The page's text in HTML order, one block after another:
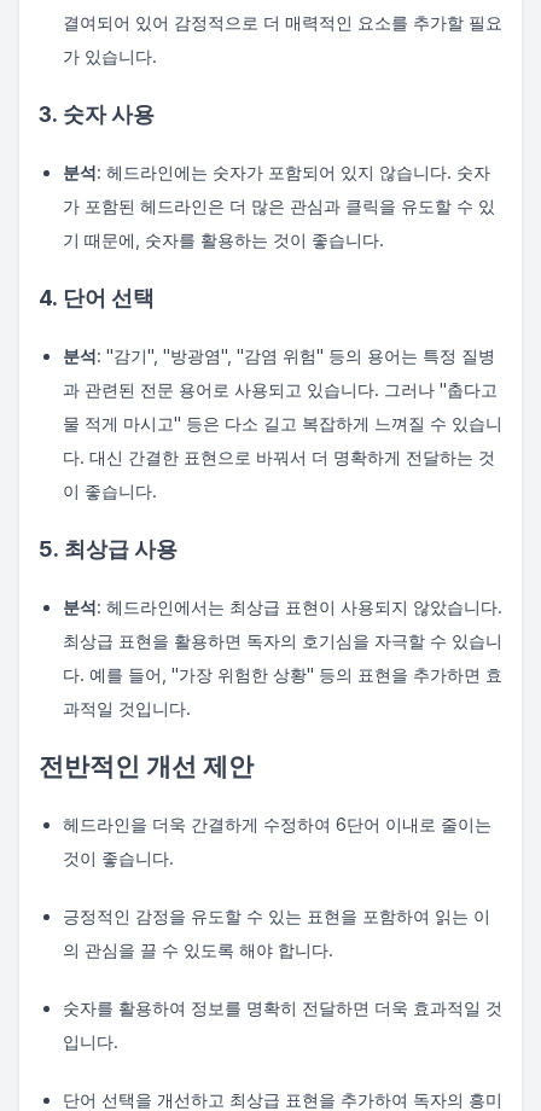
결여되어 있어 감정적으로 더 매력적인 요소를 추가할 필요
가 있습니다.
3. 숫자 사용
분석: 헤드라인에는 숫자가 포함되어 있지 않습니다. 숫자
가 포함된 헤드라인은 더 많은 관심과 클릭을 유도할 수 있
기 때문에, 숫자를 활용하는 것이 좋습니다.
4. 단어 선택
분석: "감기", "방광염", "감염 위험" 등의 용어는 특정 질병
과 관련된 전문 용어로 사용되고 있습니다. 그러나 "춥다고
물 적게 마시고" 등은 다소 길고 복잡하게 느껴질 수 있습니
다. 대신 간결한 표현으로 바꿔서 더 명확하게 전달하는 것
이 좋습니다.
5. 최상급 사용
분석: 헤드라인에서는 최상급 표현이 사용되지 않았습니다.
최상급 표현을 활용하면 독자의 호기심을 자극할 수 있습니
다. 예를 들어, "가장 위험한 상황" 등의 표현을 추가하면 효
과적일 것입니다.
전반적인 개선 제안
헤드라인을 더욱 간결하게 수정하여 6단어 이내로 줄이는
것이 좋습니다.
긍정적인 감정을 유도할 수 있는 표현을 포함하여 읽는 이
의 관심을 끌 수 있도록 해야 합니다.
숫자를 활용하여 정보를 명확히 전달하면 더욱 효과적일 것
입니다.
단어 선택을 개선하고 최상급 표현을 추가하여 독자의 흥미